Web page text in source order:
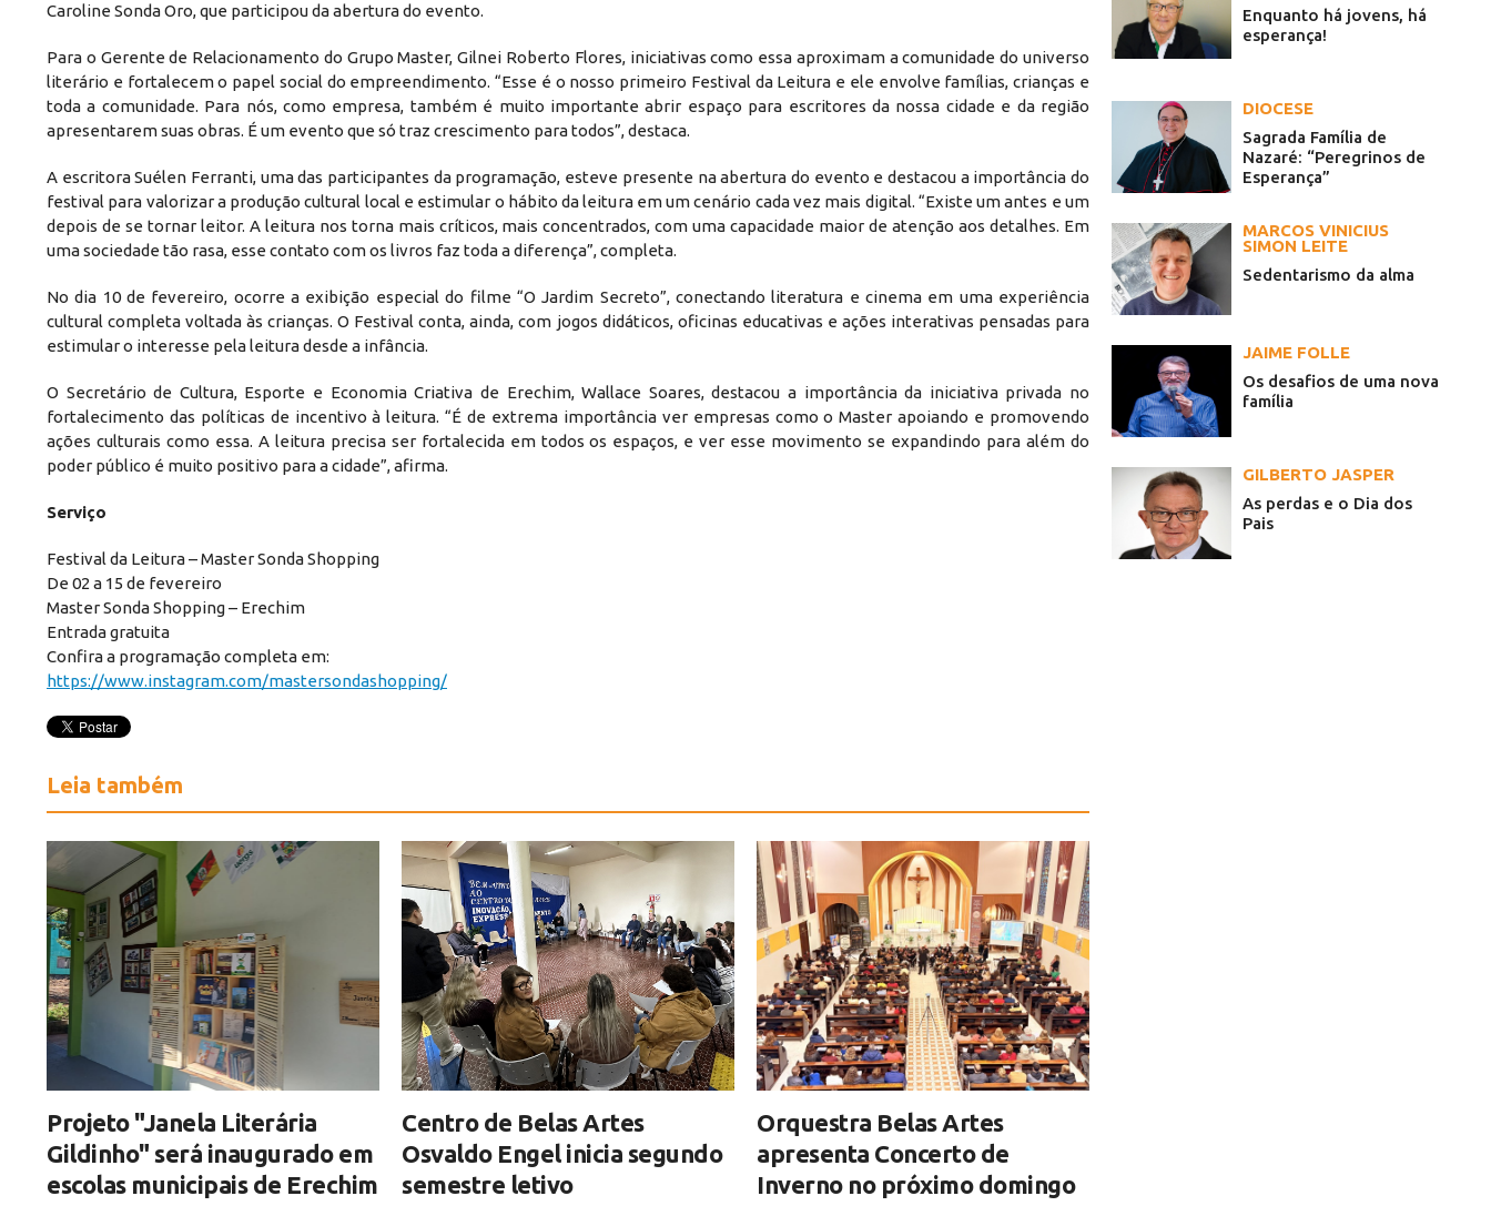
Caroline Sonda Oro, que participou da abertura do evento.
Para o Gerente de Relacionamento do Grupo Master, Gilnei Roberto Flores, iniciativas como essa aproximam a comunidade do universo
literário e fortalecem o papel social do empreendimento. “Esse é o nosso primeiro Festival da Leitura e ele envolve famílias, crianças e
toda a comunidade. Para nós, como empresa, também é muito importante abrir espaço para escritores da nossa cidade e da região
apresentarem suas obras. É um evento que só traz crescimento para todos”, destaca.
A escritora Suélen Ferranti, uma das participantes da programação, esteve presente na abertura do evento e destacou a importância do
festival para valorizar a produção cultural local e estimular o hábito da leitura em um cenário cada vez mais digital. “Existe um antes e um
depois de se tornar leitor. A leitura nos torna mais críticos, mais concentrados, com uma capacidade maior de atenção aos detalhes. Em
uma sociedade tão rasa, esse contato com os livros faz toda a diferença”, completa.
No dia 10 de fevereiro, ocorre a exibição especial do filme “O Jardim Secreto”, conectando literatura e cinema em uma experiência
cultural completa voltada às crianças. O Festival conta, ainda, com jogos didáticos, oficinas educativas e ações interativas pensadas para
estimular o interesse pela leitura desde a infância.
O Secretário de Cultura, Esporte e Economia Criativa de Erechim, Wallace Soares, destacou a importância da iniciativa privada no
fortalecimento das políticas de incentivo à leitura. “É de extrema importância ver empresas como o Master apoiando e promovendo
ações culturais como essa. A leitura precisa ser fortalecida em todos os espaços, e ver esse movimento se expandindo para além do
poder público é muito positivo para a cidade”, afirma.
Serviço
Festival da Leitura – Master Sonda Shopping
De 02 a 15 de fevereiro
Master Sonda Shopping – Erechim
Entrada gratuita
Confira a programação completa em:
https://www.instagram.com/mastersondashopping/
Leia também
Projeto "Janela Literária
Gildinho" será inaugurado em
escolas municipais de Erechim
Centro de Belas Artes
Osvaldo Engel inicia segundo
semestre letivo
Orquestra Belas Artes
apresenta Concerto de
Inverno no próximo domingo
Enquanto há jovens, há
esperança!
DIOCESE
Sagrada Família de
Nazaré: “Peregrinos de
Esperança”
MARCOS VINICIUS
SIMON LEITE
Sedentarismo da alma
JAIME FOLLE
Os desafios de uma nova
família
GILBERTO JASPER
As perdas e o Dia dos
Pais